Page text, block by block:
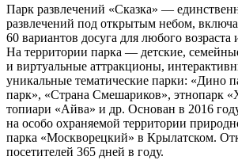
Парк развлечений «Сказка» —
развлечений под открытым небом,
60 вариантов досуга для любого возраста
На территории парка — детские,
и виртуальные аттракционы,
уникальные тематические парки: «Дино
парк», «Страна Смешариков», этнопарк
топиари «Айва» и др. Основан в 2016
на особо охраняемой территории
парка «Москворецкий» в Крылатском.
посетителей 365 дней в году.